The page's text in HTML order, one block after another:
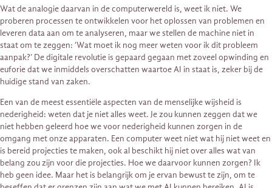
Wat de analogie daarvan in de computerwereld is, weet ik niet. We
proberen processen te ontwikkelen voor het oplossen van problemen en
leveren data aan om te analyseren, maar we stellen de machine niet in
staat om te zeggen: ‘Wat moet ik nog meer weten voor ik dit probleem
aanpak?’ De digitale revolutie is gepaard gegaan met zoveel opwinding en
euforie dat we inmiddels overschatten waartoe AI in staat is, zeker bij de
huidige stand van zaken.
Een van de meest essentiële aspecten van de menselijke wijsheid is
nederigheid: weten dat je niet alles weet. Je zou kunnen zeggen dat we
niet hebben geleerd hoe we voor nederigheid kunnen zorgen in de
omgang met onze apparaten. Een computer weet niet wat hij niet weet en
is bereid projecties te maken, ook al beschikt hij niet over alles wat van
belang zou zijn voor die projecties. Hoe we daarvoor kunnen zorgen? Ik
heb geen idee. Maar het is belangrijk om je ervan bewust te zijn, om te